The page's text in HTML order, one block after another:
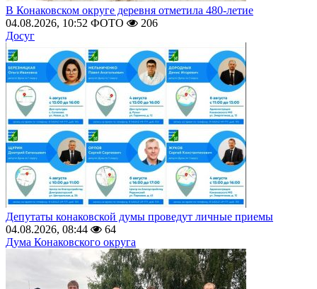
В Конаковском округе деревня отметила 480-летие
04.08.2026, 10:52 ФОТО
206
Досуг
Депутаты конаковской думы проведут личные приемы
04.08.2026, 08:44
64
Дума Конаковского округа